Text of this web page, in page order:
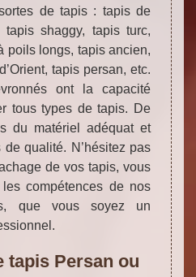
de tapis : tapis de
shaggy, tapis turc,
poils longs, tapis ancien,
tapis persan, etc.
ont la capacité
tous types de tapis. De
du matériel adéquat et
qualité. N’hésitez pas
de vos tapis, vous
compétences de nos
que vous soyez un
tapis Persan ou